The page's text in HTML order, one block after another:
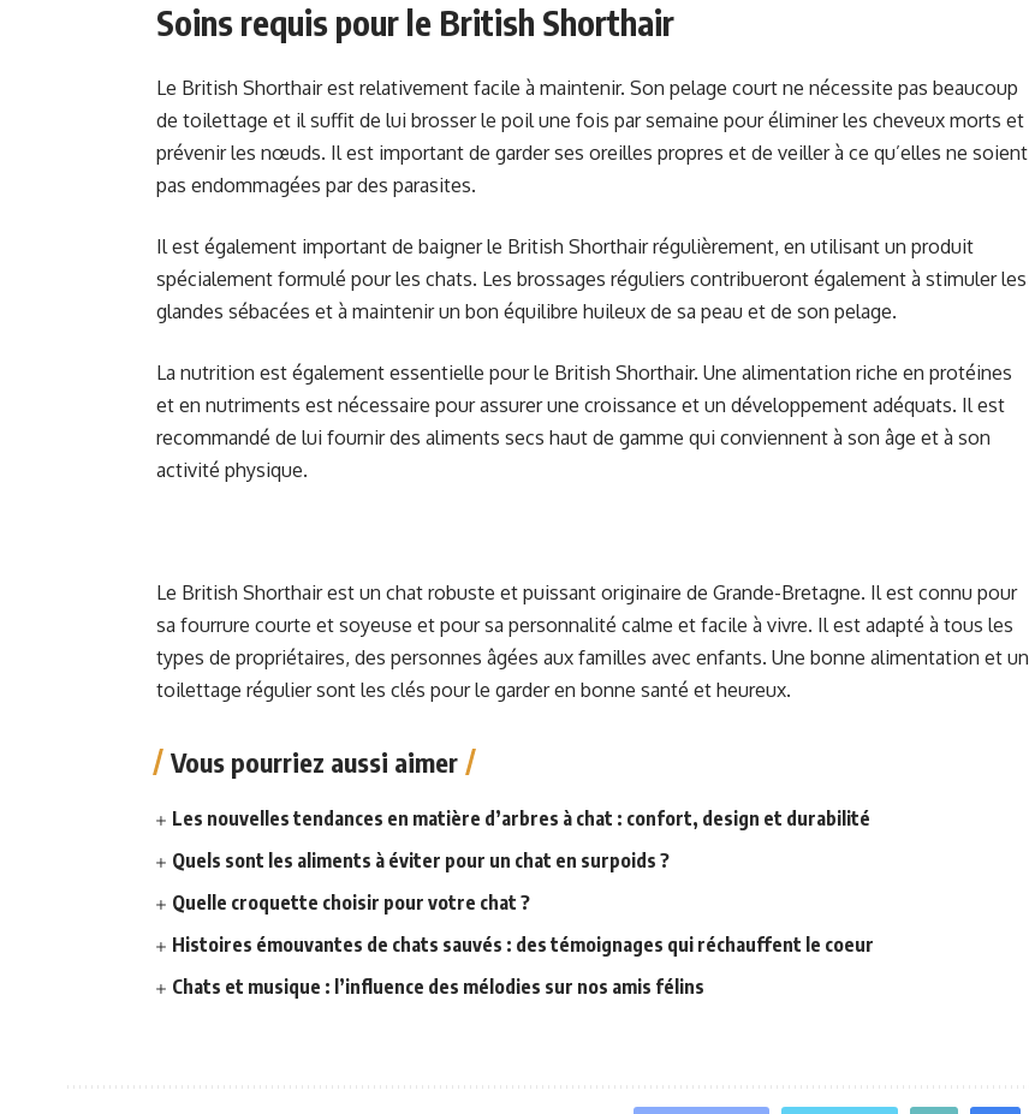
Soins requis pour le British Shorthair
Le British Shorthair est relativement facile à maintenir. Son pelage court ne nécessite pas beaucoup
de toilettage et il suffit de lui brosser le poil une fois par semaine pour éliminer les cheveux morts et
prévenir les nœuds. Il est important de garder ses oreilles propres et de veiller à ce qu’elles ne soient
pas endommagées par des parasites.
Il est également important de baigner le British Shorthair régulièrement, en utilisant un produit
spécialement formulé pour les chats. Les brossages réguliers contribueront également à stimuler les
glandes sébacées et à maintenir un bon équilibre huileux de sa peau et de son pelage.
La nutrition est également essentielle pour le British Shorthair. Une alimentation riche en protéines
et en nutriments est nécessaire pour assurer une croissance et un développement adéquats. Il est
recommandé de lui fournir des aliments secs haut de gamme qui conviennent à son âge et à son
activité physique.
Le British Shorthair est un chat robuste et puissant originaire de Grande-Bretagne. Il est connu pour
sa fourrure courte et soyeuse et pour sa personnalité calme et facile à vivre. Il est adapté à tous les
types de propriétaires, des personnes âgées aux familles avec enfants. Une bonne alimentation et un
toilettage régulier sont les clés pour le garder en bonne santé et heureux.
Vous pourriez aussi aimer
Les nouvelles tendances en matière d’arbres à chat : confort, design et durabilité
Quels sont les aliments à éviter pour un chat en surpoids ?
Quelle croquette choisir pour votre chat ?
Histoires émouvantes de chats sauvés : des témoignages qui réchauffent le coeur
Chats et musique : l’influence des mélodies sur nos amis félins